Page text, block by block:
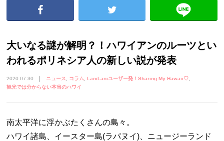
大いなる謎が解明？！ハワイアンのルーツとい
われるポリネシア人の新しい説が発表
2020.07.30 ニュース コラム
LaniLaniユーザー発！Sharing My Hawaii♡
観光では分からない本当のハワイ
南太平洋に浮かぶたくさんの島々。
ハワイ諸島、イースター島(ラパヌイ)、ニュージーランド